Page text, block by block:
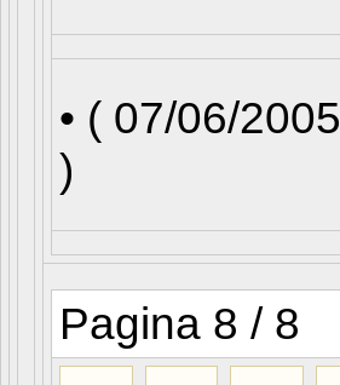
• ( 07/06/2005
)
Pagina 8 / 8